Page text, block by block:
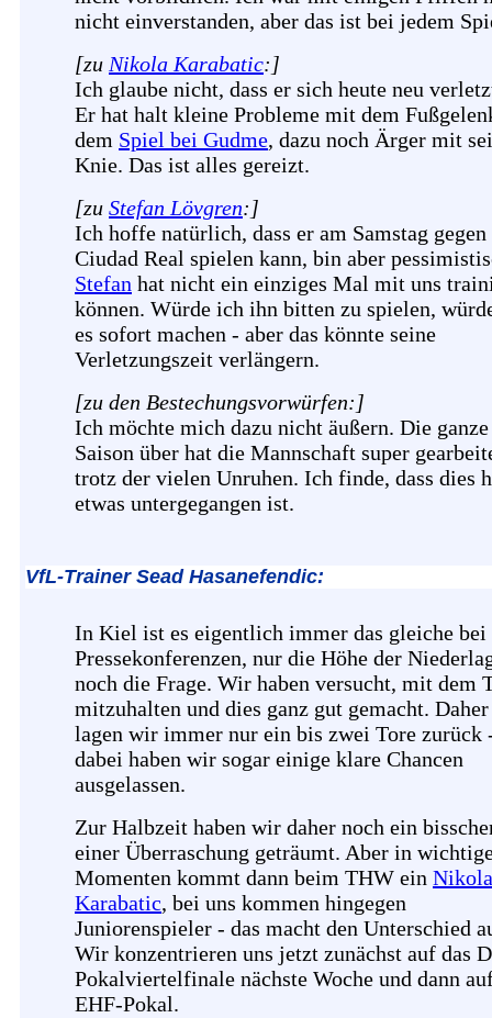
nicht einverstanden, aber das ist bei jedem
[zu Nikola Karabatic:]
Ich glaube nicht, dass er sich heute neu
Er hat halt kleine Probleme mit dem
dem Spiel bei Gudme, dazu noch Ärger mit
Knie. Das ist alles gereizt.
[zu Stefan Lövgren:]
Ich hoffe natürlich, dass er am Samstag gegen
Ciudad Real spielen kann, bin aber
Stefan hat nicht ein einziges Mal mit uns
können. Würde ich ihn bitten zu spielen,
es sofort machen - aber das könnte seine
Verletzungszeit verlängern.
[zu den Bestechungsvorwürfen:]
Ich möchte mich dazu nicht äußern. Die ganze
Saison über hat die Mannschaft super
trotz der vielen Unruhen. Ich finde, dass dies
etwas untergegangen ist.
VfL-Trainer Sead Hasanefendic:
In Kiel ist es eigentlich immer das gleiche bei
Pressekonferenzen, nur die Höhe der
noch die Frage. Wir haben versucht, mit dem
mitzuhalten und dies ganz gut gemacht. Daher
lagen wir immer nur ein bis zwei Tore zurück
dabei haben wir sogar einige klare Chancen
ausgelassen.
Zur Halbzeit haben wir daher noch ein
einer Überraschung geträumt. Aber in
Momenten kommt dann beim THW ein Nikola
Karabatic, bei uns kommen hingegen
Juniorenspieler - das macht den Unterschied
Wir konzentrieren uns jetzt zunächst auf das
Pokalviertelfinale nächste Woche und dann
EHF-Pokal.